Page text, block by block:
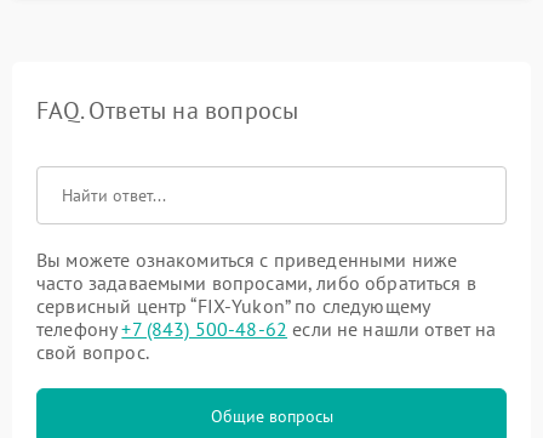
FAQ. Ответы на вопросы
Вы можете ознакомиться с приведенными ниже
часто задаваемыми вопросами, либо обратиться в
сервисный центр “FIX-Yukon” по следующему
телефону+7 (843) 500-48-62 если не нашли ответ на
свой вопрос.
Общие вопросы